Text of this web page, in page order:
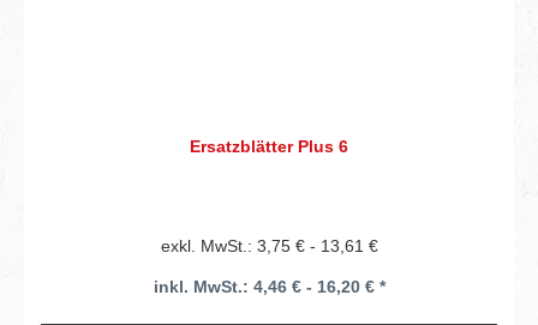
Ersatzblätter Plus 6
exkl. MwSt.: 3,75 € - 13,61 €
inkl. MwSt.: 4,46 € - 16,20 € *